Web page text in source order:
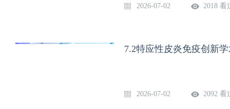
2026-07-02 2018 看
7.2特应性皮炎免疫创新
2026-07-02 2092 看